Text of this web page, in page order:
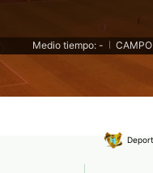
Medio tiempo: -